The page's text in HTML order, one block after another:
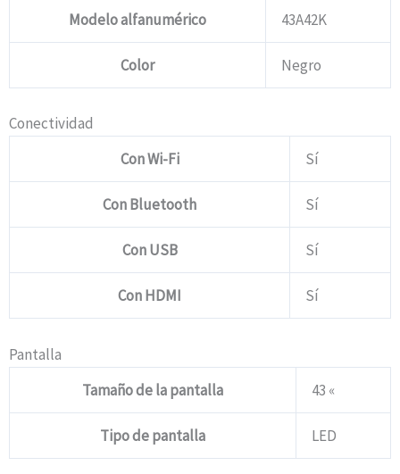
Modelo alfanumérico 43A42K
Color Negro
Conectividad
Con Wi-Fi
Sí
Con Bluetooth Sí
Con USB Sí
Con HDMI Sí
Pantalla
Tamaño de la pantalla
43 «
Tipo de pantalla LED